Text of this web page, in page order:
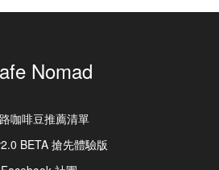
Nomad
咖啡豆推薦清單
BETA 搶先體驗版